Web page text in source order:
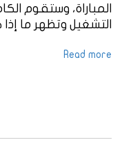
المباراة، وستقوم
التشغيل وتظهر ما إذا
Read more